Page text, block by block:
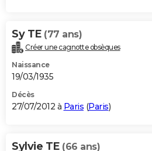
Sy TE (77 ans)
Créer une cagnotte obsèques
Naissance
19/03/1935
Décès
27/07/2012 à Paris (Paris)
Sylvie TE (66 ans)